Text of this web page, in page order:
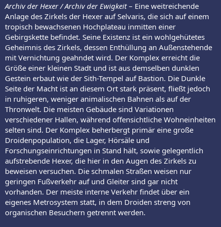
Archiv der Hexer / Archiv der Ewigkeit– Eine weitreichende
Anlage des Zirkels der Hexer auf Selvaris, die sich auf einem
tropisch bewachsenen Hochplateau inmitten einer
Gebirgskette befindet. Seine Existenz ist ein wohlgehütetes
Geheimnis des Zirkels, dessen Enthüllung an Außenstehende
mit Vernichtung geahndet wird. Der Komplex erreicht die
Größe einer kleinen Stadt und ist aus demselben dunklen
Gestein erbaut wie der Sith-Tempel auf Bastion. Die Dunkle
Seite der Macht ist an diesem Ort stark präsent, fließt jedoch
in ruhigeren, weniger animalischen Bahnen als auf der
Thronwelt. Die meisten Gebäude sind Variationen
verschiedener Hallen, während offensichtliche Wohneinheiten
selten sind. Der Komplex beherbergt primär eine große
Droidenpopulation, die Lager, Hörsäle und
Forschungseinrichtungen in Stand hält, sowie gelegentlich
aufstrebende Hexer, die hier in den Augen des Zirkels zu
beweisen versuchen. Die schmalen Straßen weisen nur
geringen Fußverkehr auf und Gleiter sind gar nicht
vorhanden. Der meiste interne Verkehr findet über ein
eigenes Metrosystem statt, in dem Droiden streng von
organischen Besuchern getrennt werden.